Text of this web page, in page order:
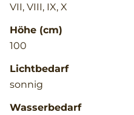
VII, VIII, IX, X
Höhe (cm)
100
Lichtbedarf
sonnig
Wasserbedarf